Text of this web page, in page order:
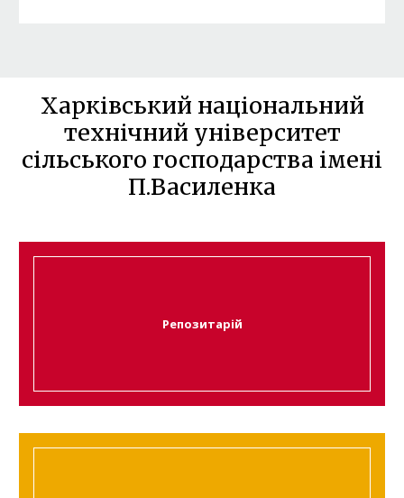
Харківський національний
технічний університет
сільського господарства імені
П.Василенка
Репозитарій